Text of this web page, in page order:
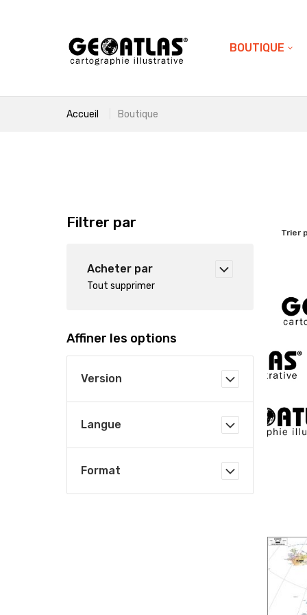
BOUTIQUE
Accueil Boutique
Trier
Filtrer par
Acheter par
Tout supprimer
Affiner les options
Version
Langue
Format